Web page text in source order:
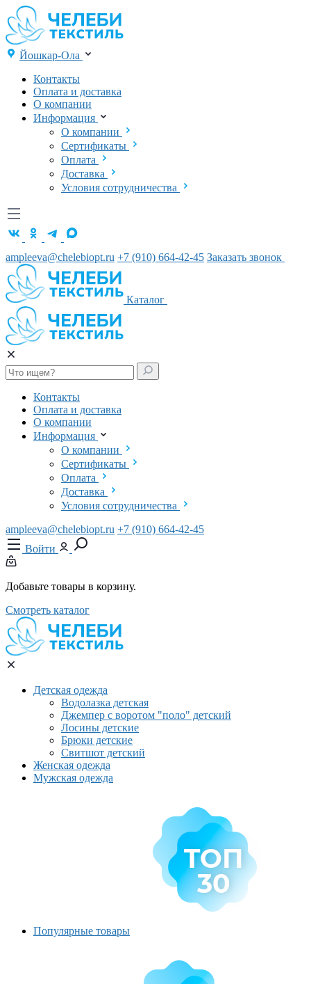
Йошкар-Ола
Контакты
Оплата и доставка
О компании
Информация
О компании
Сертификаты
Оплата
Доставка
Условия сотрудничества
ampleeva@chelebiopt.ru +7 (910) 664-42-45 Заказать звонок
Каталог
Контакты
Оплата и доставка
О компании
Информация
О компании
Сертификаты
Оплата
Доставка
Условия сотрудничества
ampleeva@chelebiopt.ru +7 (910) 664-42-45
Войти
Добавьте товары в корзину.
Смотреть каталог
Детская одежда
Водолазка детская
Джемпер с воротом "поло" детский
Лосины детские
Брюки детские
Свитшот детский
Женская одежда
Мужская одежда
Популярные товары